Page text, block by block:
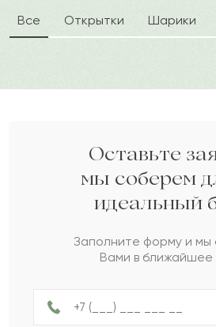
В Видана
Г Гузель
Парзан
Жангельды
Толкын
Р Ралина
Все Открытки Шарики
Оставьте
мы соберем
идеальный
Заполните форму и мы
Вами в ближайшее